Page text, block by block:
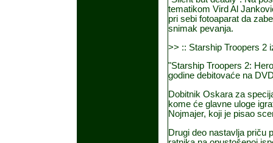
tematikom Vird Al
pri sebi fotoaparat da
snimak pevanja.
>> :: Starship Troopers 2
"Starship Troopers 2:
godine debitovaće na
Dobitnik Oskara za
kome će glavne uloge
Nojmajer, koji je pisao
Drugi deo nastavlja priču